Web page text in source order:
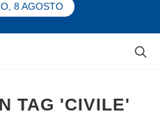
8 AGOSTO
TAG 'CIVILE'